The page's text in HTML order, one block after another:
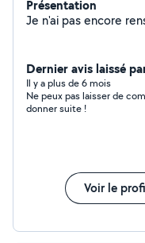
Présentation
Dernier avis laissé
Il y a plus de 6 mois
Ne peux pas laisser de
donner suite !
Voir le